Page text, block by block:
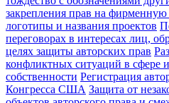
закрепления прав на
логотипы и названия проектов
переговорах в интересах лиц,
целях защиты авторских прав
конфликтных ситуаций в сфере
собственности Регистрация
Конгресса США Защита от